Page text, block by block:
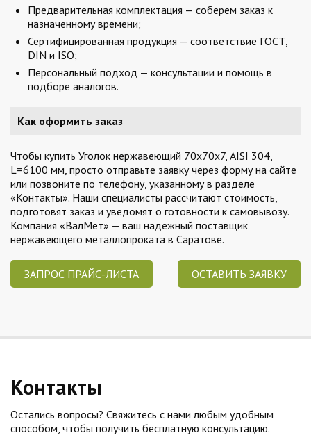
Предварительная комплектация — соберем заказ к
назначенному времени;
Сертифицированная продукция — соответствие ГОСТ,
DIN и ISO;
Персональный подход — консультации и помощь в
подборе аналогов.
Как оформить заказ
Чтобы купить Уголок нержавеющий 70х70х7, AISI 304,
L=6100 мм, просто отправьте заявку через форму на сайте
или позвоните по телефону, указанному в разделе
«Контакты». Наши специалисты рассчитают стоимость,
подготовят заказ и уведомят о готовности к самовывозу.
Компания «ВалМет» — ваш надежный поставщик
нержавеющего металлопроката в Саратове.
ЗАПРОС ПРАЙС-ЛИСТА ОСТАВИТЬ ЗАЯВКУ
Контакты
Остались вопросы? Свяжитесь с нами любым удобным
способом, чтобы получить бесплатную консультацию.